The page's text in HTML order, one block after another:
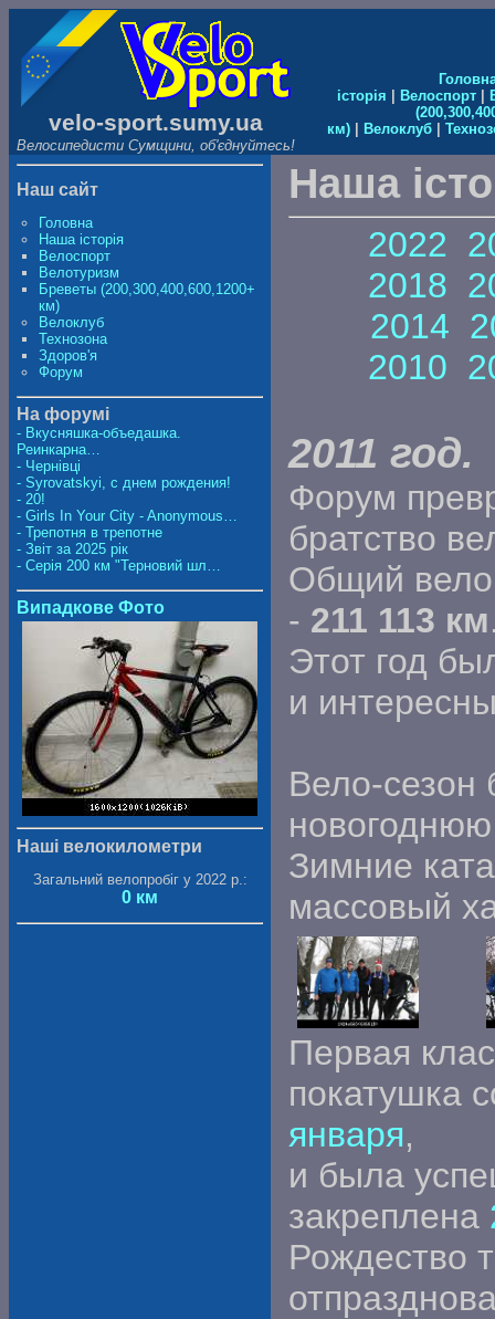
velo-sport.sumy.ua
Велосипедисти Сумщини, об'єднуйтесь!
історія
Велоспорт|
км)
Велоклуб
Наш сайт
Головна
Наша історія
Велоспорт
Велотуризм
Бреветы (200,300,400,600,1200+
км)
Велоклуб
Технозона
Здоров'я
Форум
На форумі
- Вкусняшка-объедашка.
Реинкарна…
- Чернівці
- Syrovatskyi, с днем рождения!
- 20!
- Girls In Your City - Anonymous…
- Трепотня в трепотне
- Звіт за 2025 рік
- Серія 200 км "Терновий шл…
Випадкове Фото
Наші велокилометри
Загальний велопробіг у 2022 р.:
0 км
Наша
2022
2018
2014
2010
2011 год.
Форум
братство
Общий
- 211 113 км
Этот год
и
Вело-сезон
Зимние
массовый
Первая
покатушка
января,
и была
закреплена
Рождество